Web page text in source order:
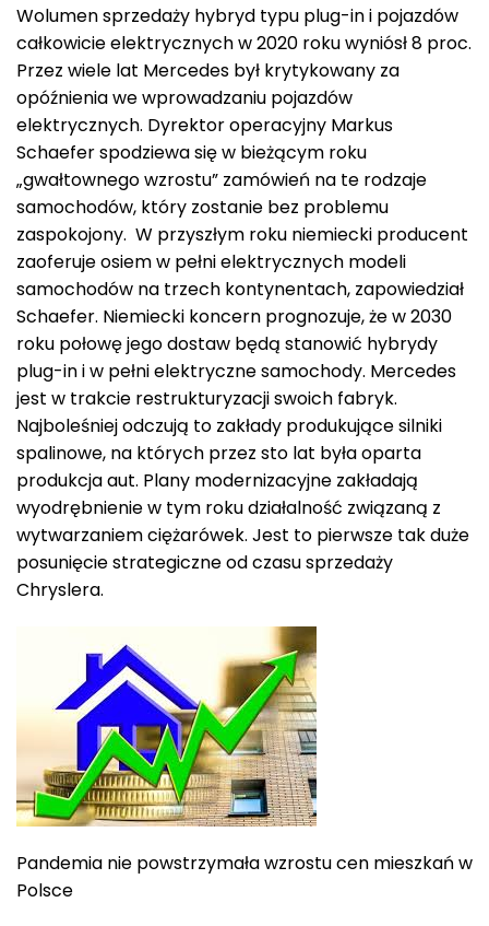
Wolumen sprzedaży hybryd typu plug-in i pojazdów
całkowicie elektrycznych w 2020 roku wyniósł 8 proc.
Przez wiele lat Mercedes był krytykowany za
opóźnienia we wprowadzaniu pojazdów
elektrycznych. Dyrektor operacyjny Markus
Schaefer spodziewa się w bieżącym roku
„gwałtownego wzrostu” zamówień na te rodzaje
samochodów, który zostanie bez problemu
zaspokojony. W przyszłym roku niemiecki producent
zaoferuje osiem w pełni elektrycznych modeli
samochodów na trzech kontynentach, zapowiedział
Schaefer. Niemiecki koncern prognozuje, że w 2030
roku połowę jego dostaw będą stanowić hybrydy
plug-in i w pełni elektryczne samochody. Mercedes
jest w trakcie restrukturyzacji swoich fabryk.
Najboleśniej odczują to zakłady produkujące silniki
spalinowe, na których przez sto lat była oparta
produkcja aut. Plany modernizacyjne zakładają
wyodrębnienie w tym roku działalność związaną z
wytwarzaniem ciężarówek. Jest to pierwsze tak duże
posunięcie strategiczne od czasu sprzedaży
Chryslera.
Pandemia nie powstrzymała wzrostu cen mieszkań w
Polsce